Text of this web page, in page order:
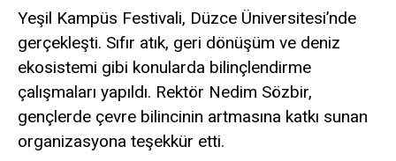
Yeşil Kampüs Festivali, Düzce Üniversitesi’nde
gerçekleşti. Sıfır atık, geri dönüşüm ve deniz
ekosistemi gibi konularda bilinçlendirme
çalışmaları yapıldı. Rektör Nedim Sözbir,
gençlerde çevre bilincinin artmasına katkı sunan
organizasyona teşekkür etti.